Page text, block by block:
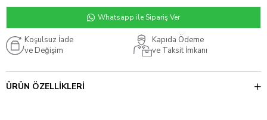
Whatsapp ile Sipariş Ver
Koşulsuz İade
ve Değişim
Kapıda Ödeme
ve Taksit İmkanı
ÜRÜN ÖZELLIKLERI